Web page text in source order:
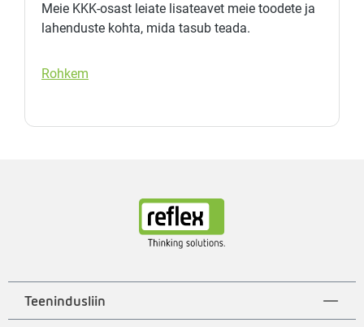
Meie KKK-osast leiate lisateavet meie toodete ja
lahenduste kohta, mida tasub teada.
Rohkem
Teenindusliin